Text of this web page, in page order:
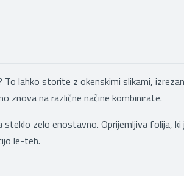
lahko storite z okenskimi slikami,
znova na različne načine kombinirate.
zelo enostavno. Oprijemljiva folija,
le-teh.